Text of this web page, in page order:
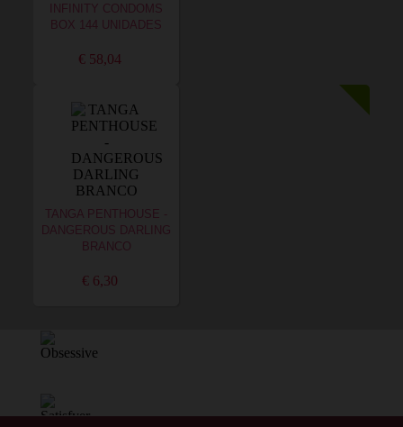
INFINITY CONDOMS
BOX 144 UNIDADES
€ 58,04
TANGA PENTHOUSE -
DANGEROUS DARLING
BRANCO
€ 6,30